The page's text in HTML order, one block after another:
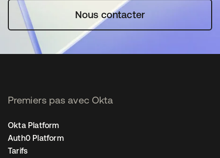
Nous contacter
Premiers pas avec Okta
Okta Platform
Auth0 Platform
Tarifs